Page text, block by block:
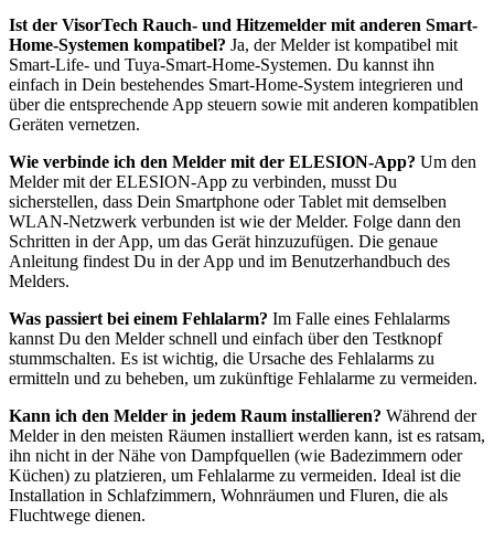
Ist der VisorTech Rauch- und Hitzemelder mit anderen Smart-
Home-Systemen kompatibel? Ja, der Melder ist kompatibel mit
Smart-Life- und Tuya-Smart-Home-Systemen. Du kannst ihn
einfach in Dein bestehendes Smart-Home-System integrieren und
über die entsprechende App steuern sowie mit anderen kompatiblen
Geräten vernetzen.
Wie verbinde ich den Melder mit der ELESION-App? Um den
Melder mit der ELESION-App zu verbinden, musst Du
sicherstellen, dass Dein Smartphone oder Tablet mit demselben
WLAN-Netzwerk verbunden ist wie der Melder. Folge dann den
Schritten in der App, um das Gerät hinzuzufügen. Die genaue
Anleitung findest Du in der App und im Benutzerhandbuch des
Melders.
Was passiert bei einem Fehlalarm? Im Falle eines Fehlalarms
kannst Du den Melder schnell und einfach über den Testknopf
stummschalten. Es ist wichtig, die Ursache des Fehlalarms zu
ermitteln und zu beheben, um zukünftige Fehlalarme zu vermeiden.
Kann ich den Melder in jedem Raum installieren? Während der
Melder in den meisten Räumen installiert werden kann, ist es ratsam,
ihn nicht in der Nähe von Dampfquellen (wie Badezimmern oder
Küchen) zu platzieren, um Fehlalarme zu vermeiden. Ideal ist die
Installation in Schlafzimmern, Wohnräumen und Fluren, die als
Fluchtwege dienen.